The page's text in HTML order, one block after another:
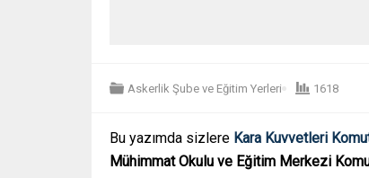
Askerlik Şube ve Eğitim Yerleri 1618
Bu yazımda sizlere Kara Kuvvetleri
Mühimmat Okulu ve Eğitim Merkezi